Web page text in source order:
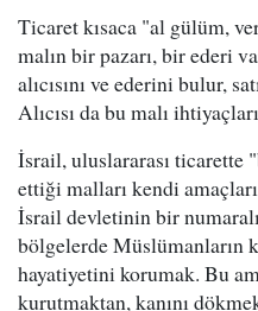
Ticaret kısaca "al gülüm,
malın bir pazarı, bir ederi
alıcısını ve ederini bulur,
Alıcısı da bu malı
İsrail, uluslararası ticarette
ettiği malları kendi
İsrail devletinin bir
bölgelerde Müslümanların
hayatiyetini korumak. Bu
kurutmaktan, kanını